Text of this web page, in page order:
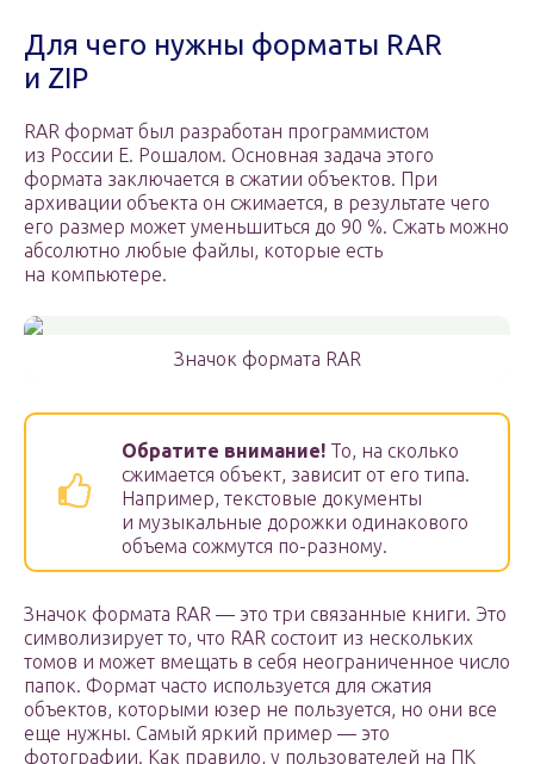
Для чего нужны форматы RAR
и ZIP
RAR формат был разработан программистом
из России Е. Рошалом. Основная задача этого
формата заключается в сжатии объектов. При
архивации объекта он сжимается, в результате чего
его размер может уменьшиться до 90 %. Сжать можно
абсолютно любые файлы, которые есть
на компьютере.
Значок формата RAR
Обратите внимание! То, на сколько
сжимается объект, зависит от его типа.
Например, текстовые документы
и музыкальные дорожки одинакового
объема сожмутся по-разному.
Значок формата RAR — это три связанные книги. Это
символизирует то, что RAR состоит из нескольких
томов и может вмещать в себя неограниченное число
папок. Формат часто используется для сжатия
объектов, которыми юзер не пользуется, но они все
еще нужны. Самый яркий пример — это
фотографии. Как правило, у пользователей на ПК